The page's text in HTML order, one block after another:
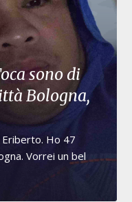
sono di
Bologna,
Eriberto. Ho 47
Vorrei un bel